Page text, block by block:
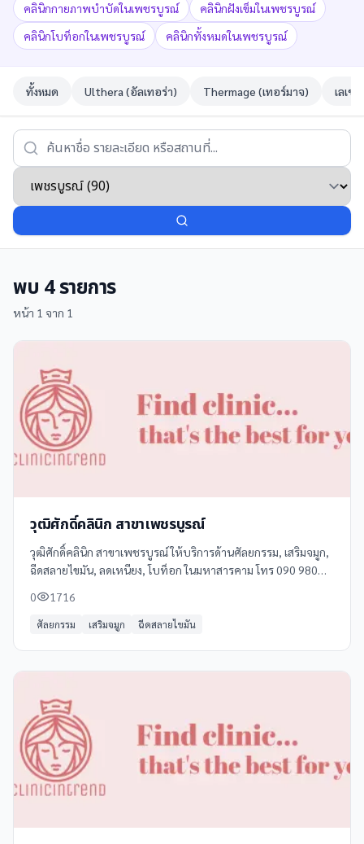
คลินิกกายภาพบำบัดในเพชรบูรณ์
คลินิกฝังเข็มในเพชรบูรณ์
คลินิกโบท็อกในเพชรบูรณ์
คลินิกทั้งหมดในเพชรบูรณ์
ทั้งหมด Ulthera (อัลเทอร่า) Thermage (เทอร์มาจ) เลเซ
พบ 4รายการ
หน้า 1 จาก 1
วุฒิศักดิ์คลินิก สาขาเพชรบูรณ์
วุฒิศักดิ์คลินิก สาขาเพชรบูรณ์ ให้บริการด้านศัลยกรรม, เสริมจมูก,
ฉีดสลายไขมัน, ลดเหนียง, โบท็อก ในมหาสารคาม โทร 090 980
0 1716
ศัลยกรรม เสริมจมูก ฉีดสลายไขมัน